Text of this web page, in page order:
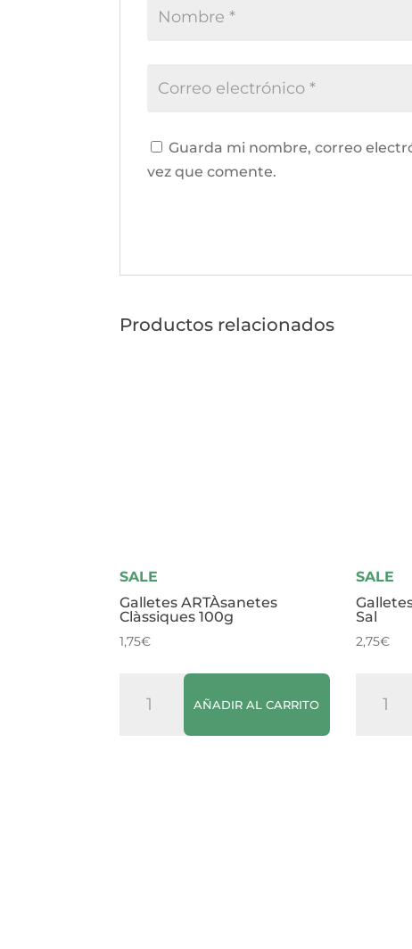
Guarda mi nombre, correo
vez que comente.
Productos relacionados
SALE
Galletes ARTÀsanetes
Clàssiques 100g
1,75€
ARTÀsanetes
Clàssiques
AÑADIR AL CARRITO
SALE
Sal
2,75€